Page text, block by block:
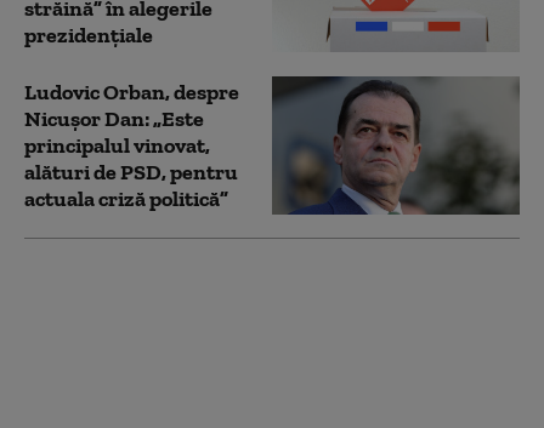
străină” în alegerile
prezidenţiale
Ludovic Orban, despre
Nicușor Dan: „Este
principalul vinovat,
alături de PSD, pentru
actuala criză politică”